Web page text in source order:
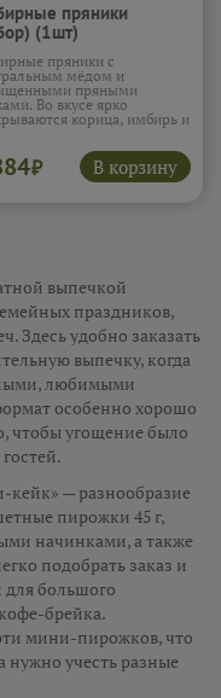
пряники
(1шт)
пряники с
мёдом и
пряными
Во вкусе ярко
корица, имбирь и
а мягкое тесто делает
особенно уютными.
вариант к чаю,
или зимнему
₽ В корзину
выпечкой
праздников,
Здесь удобно заказать
выпечку, когда
любимыми
особенно хорошо
чтобы угощение было
кейк» — разнообразие
пирожки 45 г,
начинками, а также
подобрать заказ и
для большого
брейка.
мини-пирожков, что
нужно учесть разные